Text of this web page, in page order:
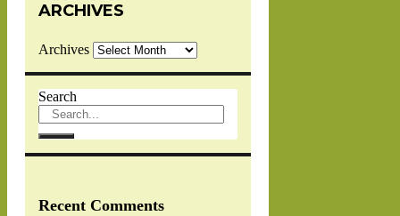
ARCHIVES
Archives
Search
Recent Comments